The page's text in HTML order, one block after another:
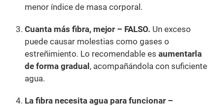
menor índice de masa corporal.
Cuanta más fibra, mejor – FALSO. Un exceso
puede causar molestias como gases o
estreñimiento. Lo recomendable es aumentarla
de forma gradual, acompañándola con suficiente
agua.
La fibra necesita agua para funcionar –